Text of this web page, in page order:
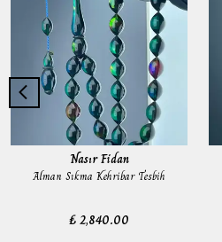
Nasır Fidan
Alman Sıkma Kehribar Tesbih
₺ 2,840.00